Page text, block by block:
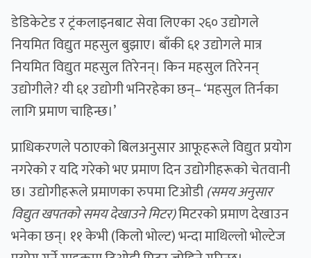
डेडिकेटेड र ट्रंकलाइनबाट सेवा लिएका २६० उद्योगले
नियमित विद्युत महसुल बुझाए। बाँकी ६१ उद्योगले मात्र
नियमित विद्युत महसुल तिरेनन्। किन महसुल तिरेनन्
उद्योगीले? यी ६१ उद्योगी भनिरहेका छन्– ‘महसुल तिर्नका
लागि प्रमाण चाहिन्छ।’
प्राधिकरणले पठाएको बिलअनुसार आफूहरूले विद्युत प्रयोग
नगरेको र यदि गरेको भए प्रमाण दिन उद्योगीहरूको चेतवानी
छ। उद्योगीहरूले प्रमाणका रुपमा टिओडी(समय अनुसार
विद्युत खपतको समय देखाउने मिटर)मिटरको प्रमाण देखाउन
भनेका छन्। ११ केभी (किलो भोल्ट) भन्दा माथिल्लो भोल्टेज